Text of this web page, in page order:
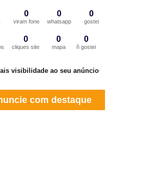
0
viram fone
0
whatsapp
0
gostei
0
cliques site
0
mapa
0
ñ gostei
visibilidade ao seu anúncio
com destaque